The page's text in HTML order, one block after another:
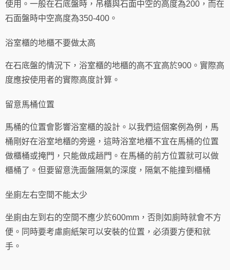
使用。一般在石底盤時，吊櫃與石面中空的高度為200，而在
石面盤時中空高度為350-400。
浴室櫃的地櫃不要做太高
在石底盤的情況下，浴室櫃的地櫃的高不宜高於900。實際高
度應按使用者的實際高度計算。
留意馬桶位置
馬桶的位置會影響浴室櫃的設計。以我們這個案例為例，馬
桶剛好在浴室地櫃的旁邊，這時浴室地櫃不宜在馬桶的位置
做櫃桶或掩門，只能做成趟門。在馬桶的前方位置就可以做
櫃桶了。但要留意洗面盤隔氣的深度，隔氣不能撞到櫃桶
坐廁左右空間不能太少
坐廁由左到右的空間不應少於600mm，否則如廁時就會不方
便。同時要考慮廁紙架可以安裝的位置，必須要方便和就
手。